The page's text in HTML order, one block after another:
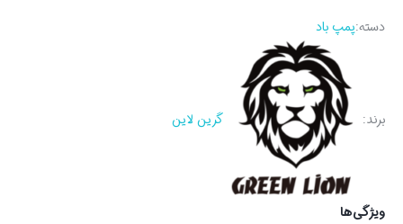
دسته:پمپ باد
برند: گرین لاین
ویژگی‌ها